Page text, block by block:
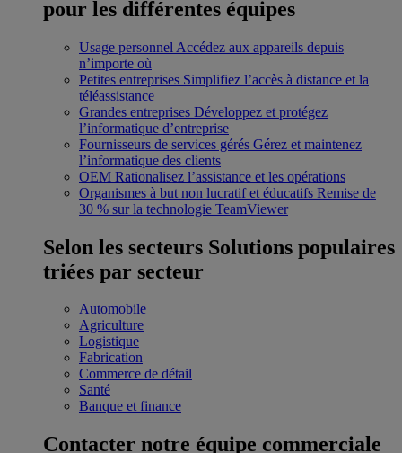
pour les différentes équipes
Usage personnel Accédez aux appareils depuis
n’importe où
Petites entreprises Simplifiez l’accès à distance et la
téléassistance
Grandes entreprises Développez et protégez
l’informatique d’entreprise
Fournisseurs de services gérés Gérez et maintenez
l’informatique des clients
OEM Rationalisez l’assistance et les opérations
Organismes à but non lucratif et éducatifs Remise de
30 % sur la technologie TeamViewer
Selon les secteurs Solutions populaires
triées par secteur
Automobile
Agriculture
Logistique
Fabrication
Commerce de détail
Santé
Banque et finance
Contacter notre équipe commerciale